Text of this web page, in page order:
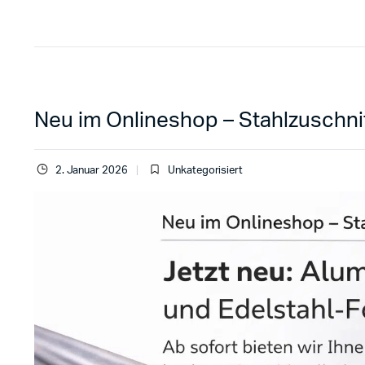
Neu im Onlineshop –
2. Januar 2026 Unkategorisiert